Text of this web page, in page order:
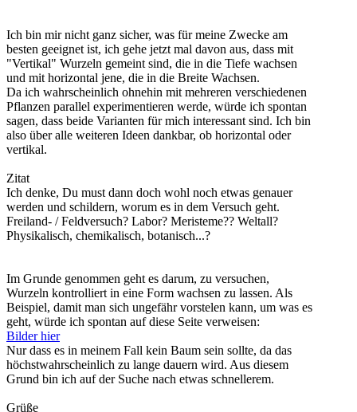
Ich bin mir nicht ganz sicher, was für meine Zwecke am
besten geeignet ist, ich gehe jetzt mal davon aus, dass mit
"Vertikal" Wurzeln gemeint sind, die in die Tiefe wachsen
und mit horizontal jene, die in die Breite Wachsen.
Da ich wahrscheinlich ohnehin mit mehreren verschiedenen
Pflanzen parallel experimentieren werde, würde ich spontan
sagen, dass beide Varianten für mich interessant sind. Ich bin
also über alle weiteren Ideen dankbar, ob horizontal oder
vertikal.
Zitat
Ich denke, Du must dann doch wohl noch etwas genauer
werden und schildern, worum es in dem Versuch geht.
Freiland- / Feldversuch? Labor? Meristeme?? Weltall?
Physikalisch, chemikalisch, botanisch...?
Im Grunde genommen geht es darum, zu versuchen,
Wurzeln kontrolliert in eine Form wachsen zu lassen. Als
Beispiel, damit man sich ungefähr vorstelen kann, um was es
geht, würde ich spontan auf diese Seite verweisen:
Bilder hier
Nur dass es in meinem Fall kein Baum sein sollte, da das
höchstwahrscheinlich zu lange dauern wird. Aus diesem
Grund bin ich auf der Suche nach etwas schnellerem.
Grüße